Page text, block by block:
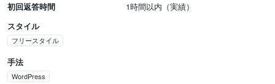
初回返答時間
1時間以内（実績）
スタイル
フリースタイル
手法
WordPress